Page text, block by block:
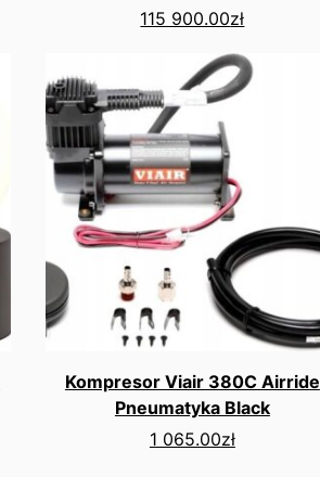
115 900.00zł
Kompresor Viair 380C Airride
Pneumatyka Black
1 065.00zł